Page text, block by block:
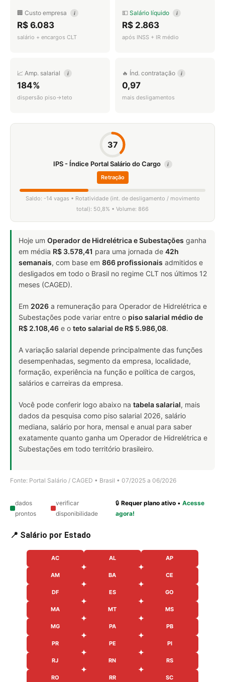
🏢 Custo empresa i
R$ 6.083
salário + encargos CLT
💵 Salário líquido i
R$ 2.863
após INSS + IR médio
📈 Amp. salarial i
184%
dispersão piso→teto
🔥 Índ. contratação i
0,97
mais desligamentos
37
IPS - Índice Portal Salário do Cargo i
Retração
Saldo: -14 vagas • Rotatividade (int. de desligamento / movimento
total): 50,8% • Volume: 866
Hoje um Operador de Hidrelétrica e Subestações ganha
em média R$ 3.578,41 para uma jornada de 42h
semanais, com base em 866 profissionais admitidos e
desligados em todo o Brasil no regime CLT nos últimos 12
meses (CAGED).
Em 2026 a remuneração para Operador de Hidrelétrica e
Subestações pode variar entre o piso salarial médio de
R$ 2.108,46 e o teto salarial de R$ 5.986,08.
A variação salarial depende principalmente das funções
desempenhadas, segmento da empresa, localidade,
formação, experiência na função e política de cargos,
salários e carreiras da empresa.
Você pode conferir logo abaixo na tabela salarial, mais
dados da pesquisa como piso salarial 2026, salário
mediana, salário por hora, mensal e anual para saber
exatamente quanto ganha um Operador de Hidrelétrica e
Subestações em todo território brasileiro.
Fonte: Portal Salário / CAGED • Brasil • 07/2025 a 06/2026
dados
prontos
verificar
disponibilidade
🔒Requer plano ativo •Acesse
agora!
📍 Salário por Estado
AC AL AP
AM BA CE
DF ES GO
MA MT MS
MG PA PB
PR PE PI
RJ RN RS
RO RR SC